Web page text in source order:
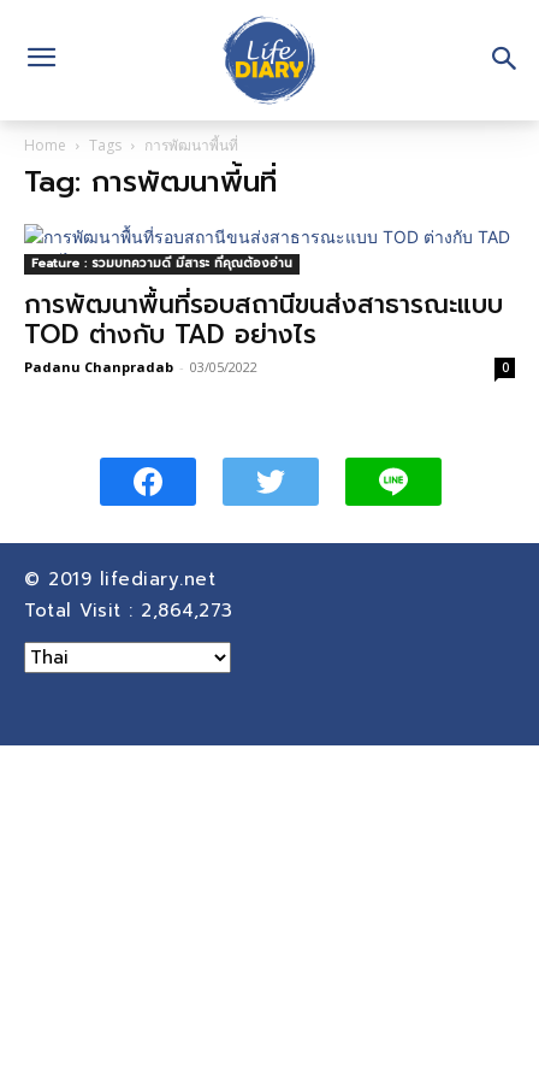
Home Tags การพัฒนาพี้นที่
Tag: การพัฒนาพี้นที่
Feature : รวมบทความดี มีสาระ ที่คุณต้องอ่าน
การพัฒนาพื้นที่รอบสถานีขนส่งสาธารณะแบบ
TOD ต่างกับ TAD อย่างไร
Padanu Chanpradab - 03/05/2022 0
© 2019 lifediary.net
Total Visit : 2,864,273